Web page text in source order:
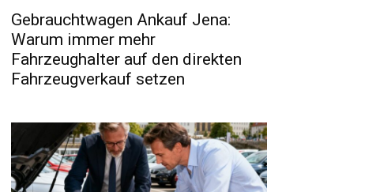
Gebrauchtwagen Ankauf Jena:
Warum immer mehr
Fahrzeughalter auf den direkten
Fahrzeugverkauf setzen